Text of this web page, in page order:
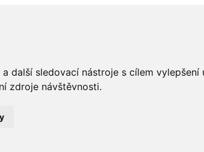
další sledovací nástroje s cílem
zdroje návštěvnosti.